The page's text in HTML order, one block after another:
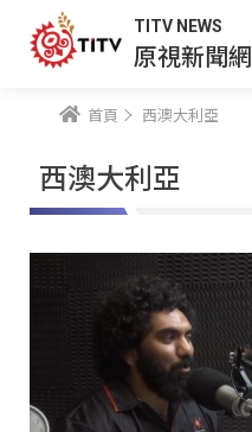
TITV NEWS
原視新聞網
首頁 西澳大利亞
西澳大利亞